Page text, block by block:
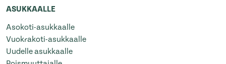
ASUKKAALLE
Asokoti-asukkaalle
Vuokrakoti-asukkaalle
Uudelle asukkaalle